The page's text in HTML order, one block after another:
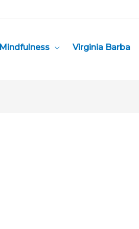
Mindfulness Virginia Barba